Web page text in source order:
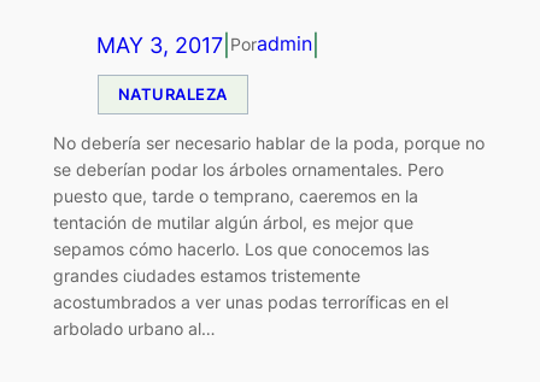
MAY 3, 2017| Poradmin|
NATURALEZA
No debería ser necesario hablar de la poda, porque no
se deberían podar los árboles ornamentales. Pero
puesto que, tarde o temprano, caeremos en la
tentación de mutilar algún árbol, es mejor que
sepamos cómo hacerlo. Los que conocemos las
grandes ciudades estamos tristemente
acostumbrados a ver unas podas terroríficas en el
arbolado urbano al…